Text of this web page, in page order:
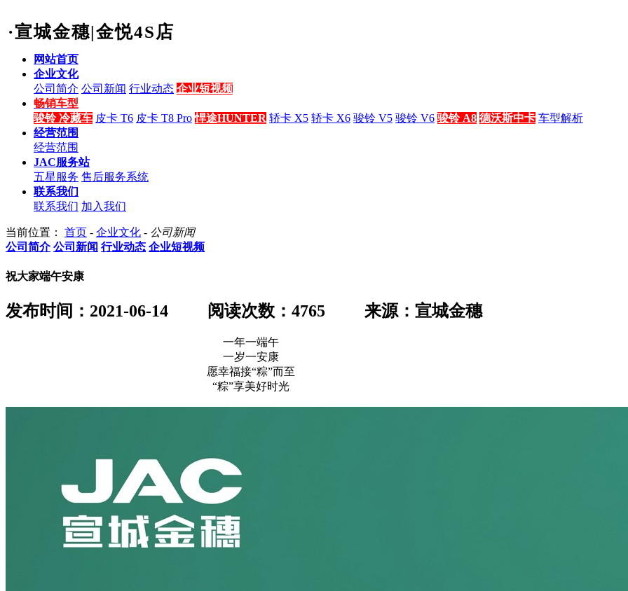
·宣城金穗|金悦4S店
网站首页
企业文化
公司简介 公司新闻 行业动态 企业短视频
畅销车型
骏铃 冷藏车 皮卡 T6 皮卡 T8 Pro 悍途HUNTER 轿卡 X5 轿卡 X6 骏铃 V5 骏铃 V6 骏铃 A8 德沃斯中卡 车型解析
经营范围
经营范围
JAC服务站
五星服务 售后服务系统
联系我们
联系我们 加入我们
当前位置： 首页 - 企业文化 - 公司新闻
公司简介 公司新闻 行业动态 企业短视频
祝大家端午安康
发布时间：2021-06-14 阅读次数： 4765 来源：宣城金穗
一年一端午
一岁一安康
愿幸福接“粽”而至
“粽”享美好时光